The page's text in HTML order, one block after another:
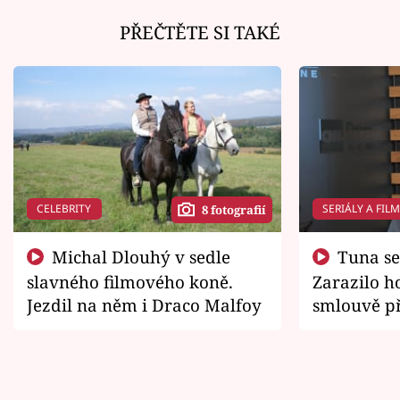
PŘEČTĚTE SI TAKÉ
CELEBRITY 8 fotografií
slavného filmového koně.
Jezdil na něm i Draco Malfoy
SERIÁLY A
Zarazilo
smlouvě